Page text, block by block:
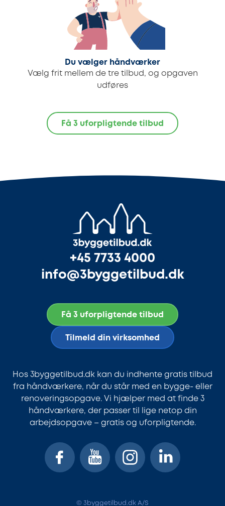
Du vælger håndværker
Vælg frit mellem de tre tilbud, og opgaven
udføres
Få 3 uforpligtende tilbud
+45 7733 4000
info@3byggetilbud.dk
Få 3 uforpligtende tilbud
Tilmeld din virksomhed
Hos 3byggetilbud.dk kan du indhente gratis tilbud
fra håndværkere, når du står med en bygge- eller
renoveringsopgave. Vi hjælper med at finde 3
håndværkere, der passer til lige netop din
arbejdsopgave – gratis og uforpligtende.
© 3byggetilbud.dk A/S